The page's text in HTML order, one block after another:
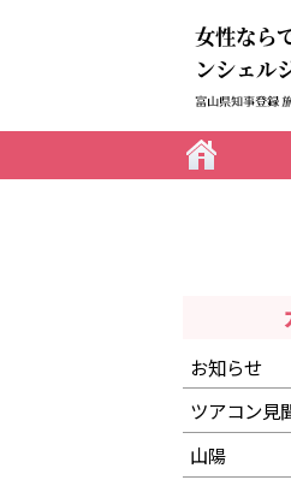
女性なら
ンシェル
お知らせ
ツアコン見
山陽